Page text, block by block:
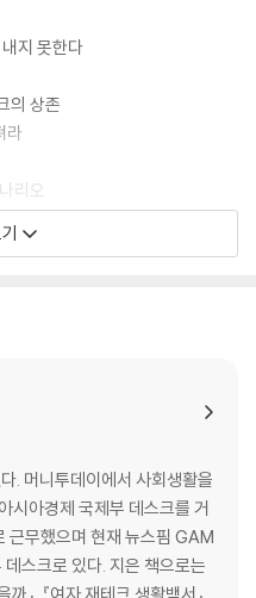
지 못한다
의 상존
라
리오
다?
. 머니투데이에서 사회생활을
시아경제 국제부 데스크를 거
근무했으며 현재 뉴스핌 GAM
크로 있다. 지은 책으로는